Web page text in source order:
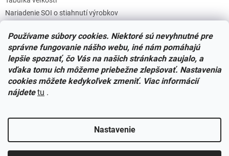
Používame súbory cookies. Niektoré sú nevyhnutné pre
správne fungovanie nášho webu, iné nám pomáhajú
lepšie spoznať, čo Vás na našich stránkach zaujalo, a
vďaka tomu ich môžeme priebežne zlepšovať. Nastavenia
cookies môžete kedykoľvek zmeniť. Viac informácií
nájdete tu .
Nastavenie
Nariadenie SOI o stiahnutí výrobkov
Zásady súborov COOKIES
Facebook
Vytvoril Shoptet